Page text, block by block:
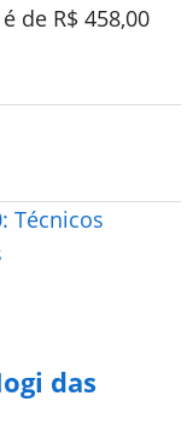
de R$ 458,00
Técnicos
das